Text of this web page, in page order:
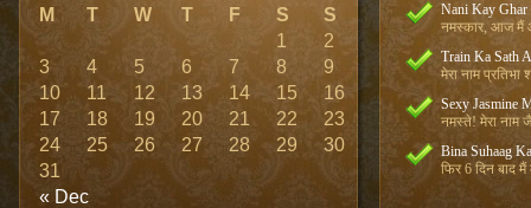
M T W T F S S
« Dec
1
2
3
4 5 6 7 8
9
10
11 12 13 14 15
16
17
18 19 20 21 22
23
24
25 26 27 28 29
30
31
Nani Kay Ghar
नमस्कार, आज मैं
Train Ka Sath
मेरा नाम प्रतिभा
Sexy Jasmine
नमस्ते! मेरा नाम
Bina Suhaag
फिर 6 दिन बाद